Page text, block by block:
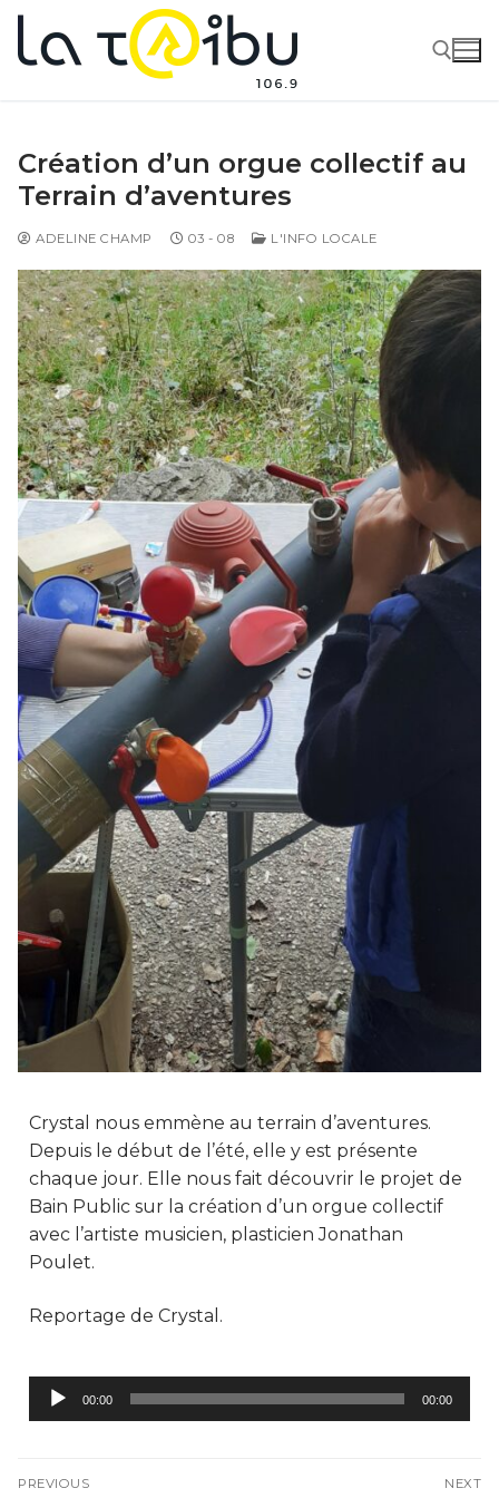
Création d’un orgue collectif au
Terrain d’aventures
ADELINE CHAMP 03 - 08 L'INFO LOCALE
Crystal nous emmène au terrain d’aventures.
Depuis le début de l’été, elle y est présente
chaque jour. Elle nous fait découvrir le projet de
Bain Public sur la création d’un orgue collectif
avec l’artiste musicien, plasticien Jonathan
Poulet.
Reportage de Crystal.
Lecteur
audio
00:00 00:00
PREVIOUS NEXT